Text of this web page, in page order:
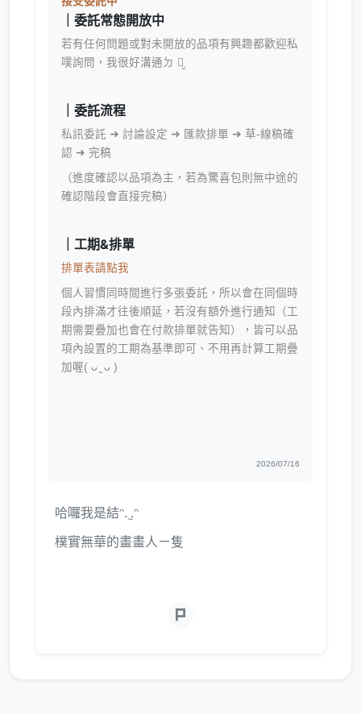
｜委託常態開放中
若有任何問題或對未開放的品項有興趣都歡迎私
噗詢問，我很好溝通ㄉ ꪔ̤̮
｜委託流程
私訊委託 ➜ 討論設定 ➜ 匯款排單 ➜ 草-線稿確
認 ➜ 完稿
（進度確認以品項為主，若為驚喜包則無中途的
確認階段會直接完稿）
｜工期&排單
排單表請點我
個人習慣同時間進行多張委託，所以會在同個時
段內排滿才往後順延，若沒有額外進行通知（工
期需要疊加也會在付款排單就告知），皆可以品
項內設置的工期為基準即可、不用再計算工期疊
加喔( ᴗ ̫ ᴗ )
2026/07/16
哈囉我是結ᵔ. ̫.ᵔ
樸實無華的畫畫人ㄧ隻